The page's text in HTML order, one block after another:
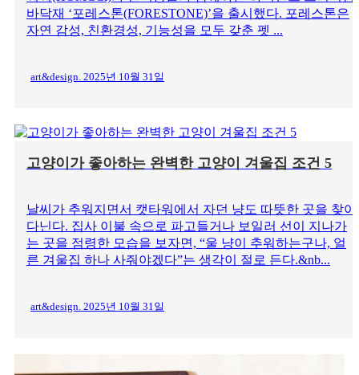
바닥재 ‘포레스톤(FORESTONE)’을 출시했다. 포레스톤은
자연 감성, 친환경성, 기능성을 모두 갖춘 펫 ...
art&design. 2025년 10월 31일
고양이가 좋아하는 완벽한 고양이 겨울집 조건 5
날씨가 추워지면서 캣타워에서 자던 냥도 따뜻한 곳을 찾아
다닌다. 집사 이불 속으로 파고들거나 보일러 선이 지나가
는 곳을 점령한 모습을 보자면, “울 냥이 추워하는구나, 얼
른 겨울집 하나 사줘야겠다”는 생각이 절로 든다.&nb...
art&design. 2025년 10월 31일